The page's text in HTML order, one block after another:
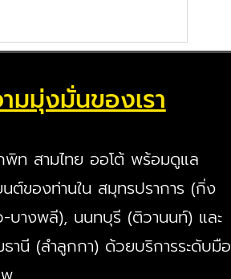
มมุ่งมั่นของเรา
ท สามไทย ออโต้ พร้อมดูแล
ต์ของท่านใน สมุทรปราการ (กิ่ง
บางพลี), นนทบุรี (ติวานนท์) และ
านี (ลำลูกกา) ด้วยบริการระดับมือ